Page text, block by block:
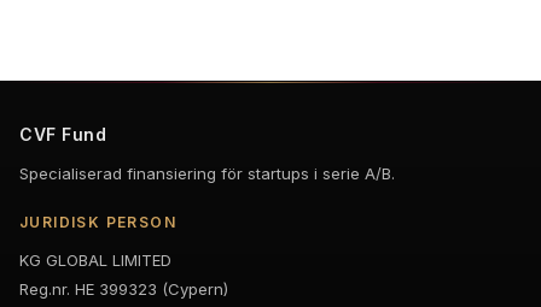
CVF Fund
Specialiserad finansiering för startups i serie A/B.
JURIDISK PERSON
KG GLOBAL LIMITED
Reg.nr. HE 399323 (Cypern)